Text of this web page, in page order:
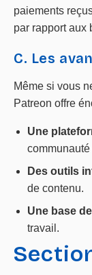
paiements
par rapport aux
C. Les
Même si vous
Patreon offre
Une
Des outils
de contenu.
Une base
travail.